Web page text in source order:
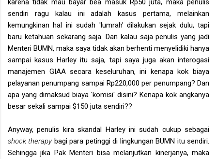
sendiri ragu kalau ini adalah kasus pertama, melainkan
kemungkinan hal ini sudah 'lumrah' dilakukan sejak dulu, tapi
baru ketahuan sekarang saja. Dan kalau saja penulis yang jadi
Menteri BUMN, maka saya tidak akan berhenti menyelidiki hanya
sampai kasus Harley itu saja, tapi saya juga akan interogasi
manajemen GIAA secara keseluruhan, ini kenapa kok biaya
pelayanan penumpang sampai Rp220,000 per penumpang? Dan
apa yang dimaksud biaya 'komisi' disini? Kenapa kok angkanya
besar sekali sampai $150 juta sendiri??
Anyway, penulis kira skandal Harley ini sudah cukup sebagai
shock therapy bagi para petinggi di lingkungan BUMN itu sendiri.
Sehingga jika Pak Menteri bisa melanjutkan kinerjanya, maka